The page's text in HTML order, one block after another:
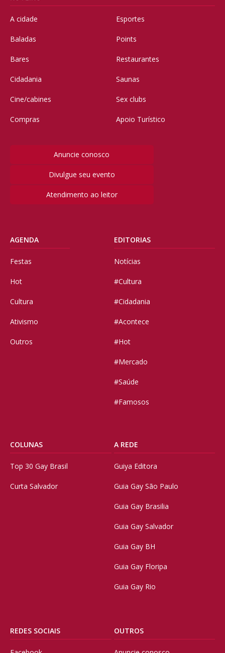
A cidade
Baladas
Bares
Cidadania
Cine/cabines
Compras
Esportes
Points
Restaurantes
Saunas
Sex clubs
Apoio Turístico
Anuncie conosco
Divulgue seu evento
Atendimento ao leitor
AGENDA
Festas
Hot
Cultura
Ativismo
Outros
EDITORIAS
Notícias
#Cultura
#Cidadania
#Acontece
#Hot
#Mercado
#Saúde
#Famosos
COLUNAS
Top 30 Gay Brasil
Curta Salvador
A REDE
Guiya Editora
Guia Gay São Paulo
Guia Gay Brasilia
Guia Gay Salvador
Guia Gay BH
Guia Gay Floripa
Guia Gay Rio
REDES SOCIAIS OUTROS